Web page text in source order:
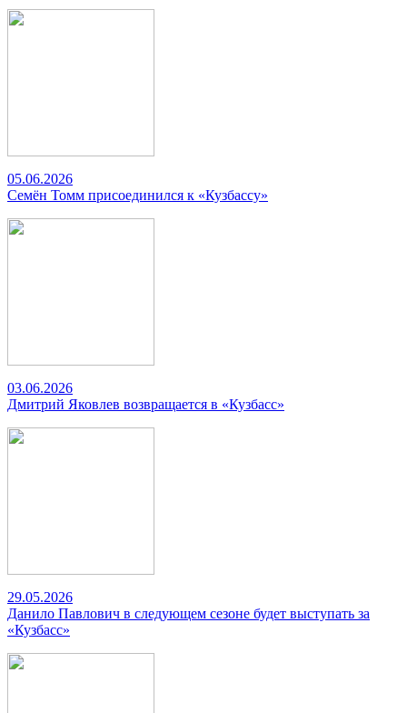
05.06.2026
Семён Томм присоединился к «Кузбассу»
03.06.2026
Дмитрий Яковлев возвращается в «Кузбасс»
29.05.2026
Данило Павлович в следующем сезоне будет выступать за
«Кузбасс»